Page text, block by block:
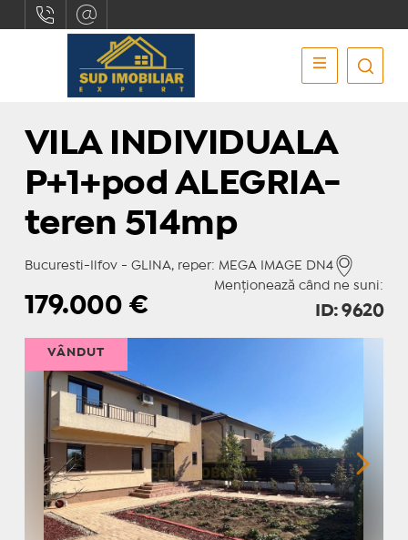
VILA INDIVIDUALA
P+1+pod ALEGRIA-
teren 514mp
Bucuresti-Ilfov - GLINA, reper: MEGA IMAGE DN4
Menționează când ne suni:
179.000 € ID: 9620
VÂNDUT